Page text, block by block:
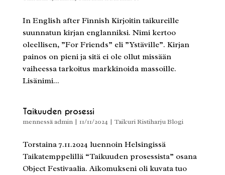
In English after Finnish Kirjoitin taikureille
suunnatun kirjan englanniksi. Nimi kertoo
oleellisen, ”For Friends” eli ”Ystäville”. Kirjan
painos on pieni ja sitä ei ole ollut missään
vaiheessa tarkoitus markkinoida massoille.
Lisänimi...
Taikuuden prosessi
mennessäadmin| 11/11/2024 | Taikuri Ristiharju Blogi
Torstaina 7.11.2024 luennoin Helsingissä
Taikatemppelillä “Taikuuden prosessista” osana
Object Festivaalia. Aikomukseni oli kuvata tuo